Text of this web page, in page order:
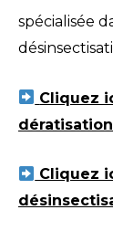
spécialisée
Cliquez
dératisation
Cliquez